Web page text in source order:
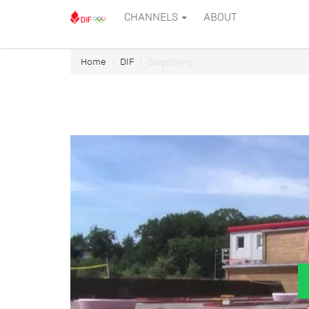
CHANNELS ABOUT
Home DIF Slagstilling